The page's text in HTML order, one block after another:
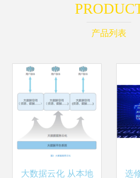
产品列表
大数据云化 从本地 选